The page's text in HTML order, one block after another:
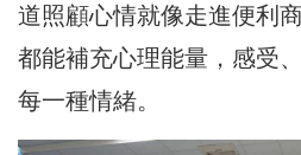
道照顧心情就像走進便利
都能補充心理能量，感受
每一種情緒。